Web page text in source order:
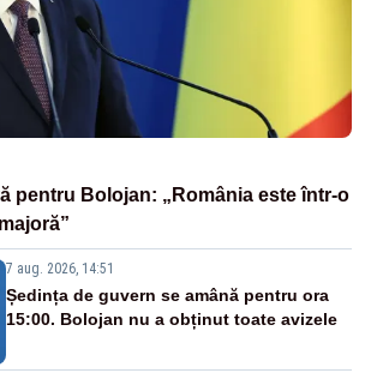
pentru Bolojan: „România este într-o
7 aug. 2026, 14:51
Ședința de guvern se amână pentru ora
15:00. Bolojan nu a obținut toate avizele